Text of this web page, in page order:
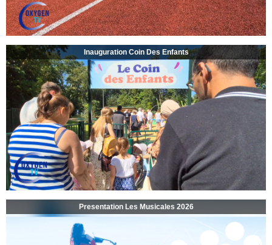
Inauguration Coin Des Enfants
Presentation Les Musicales 2026